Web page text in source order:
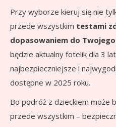
Przy wyborze kieruj się nie
przede wszystkim testami
dopasowaniem do
będzie aktualny fotelik dla 3
najbezpieczniejsze i
dostępne w 2025 roku.
Bo podróż z dzieckiem może
przede wszystkim –